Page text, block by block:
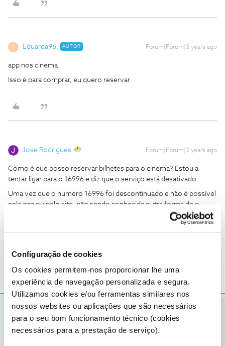
Configuração de cookies
Os cookies permitem-nos proporcionar lhe uma
experiência de navegação personalizada e segura.
Utilizamos cookies e/ou ferramentas similares nos
nossos websites ou aplicações que são necessários
para o seu bom funcionamento técnico (cookies
necessários para a prestação de serviço).
E Eduarda96 AUTOR Forum|Forum|3 years ago
app nos cinema
Isso é para comprar, eu quero reservar
Jose Rodrigues Forum|Forum|3 years ago
Como é que posso reservar bilhetes para o cinema? Estou a
tentar ligar para o 16996 e diz que o serviço está desativado.
Uma vez que o numero 16996 foi descontinuado e não é possível
pela app ou pelo site, não sendo conhecida outra forma de o
fazer, coloque a pergunta diretamente aos cinemas NOS através
João H. RESPOSTA Forum|Forum|3 years ago